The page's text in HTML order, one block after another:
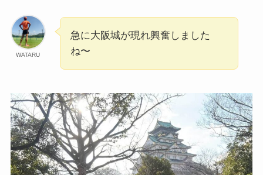
WATARU
急に大阪城が現れ興奮しました
ね〜